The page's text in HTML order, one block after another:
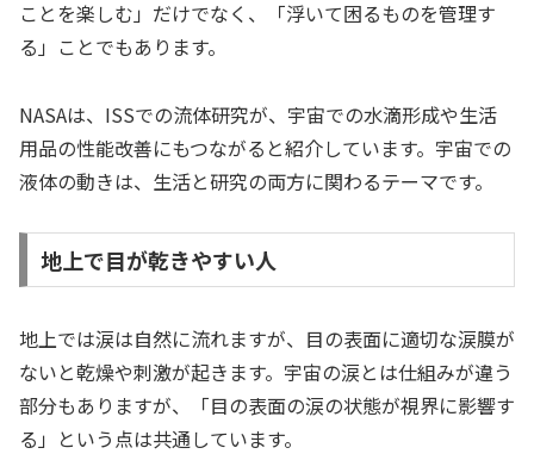
ことを楽しむ」だけでなく、「浮いて困るものを管理す
る」ことでもあります。
NASAは、ISSでの流体研究が、宇宙での水滴形成や生活
用品の性能改善にもつながると紹介しています。宇宙での
液体の動きは、生活と研究の両方に関わるテーマです。
地上で目が乾きやすい人
地上では涙は自然に流れますが、目の表面に適切な涙膜が
ないと乾燥や刺激が起きます。宇宙の涙とは仕組みが違う
部分もありますが、「目の表面の涙の状態が視界に影響す
る」という点は共通しています。